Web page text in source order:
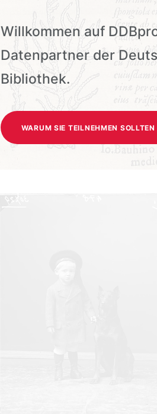
Willkommen auf
Datenpartner der
Bibliothek.
WARUM SIE TEILNEHMEN SOLLTEN